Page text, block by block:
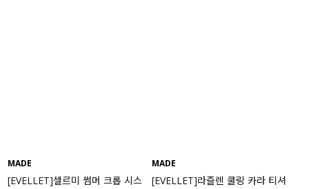
MADE
[EVELLET]셀르미 썸머 크롭 시스
MADE
[EVELLET]라즐렌 쿨링 카라 티셔